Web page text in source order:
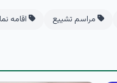
مراسم تشییع اقامه